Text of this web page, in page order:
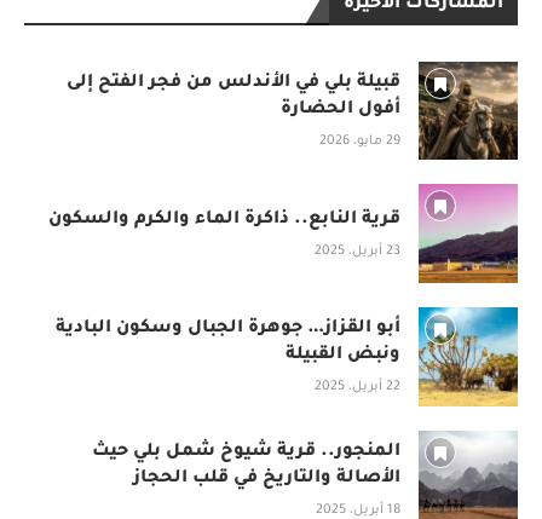
المشاركات الأخيرة
قبيلة بلي في الأندلس من فجر الفتح إلى
أفول الحضارة
29 مايو، 2026
قرية النابع.. ذاكرة الماء والكرم والسكون
23 أبريل، 2025
أبو القزاز… جوهرة الجبال وسكون البادية
ونبض القبيلة
22 أبريل، 2025
المنجور.. قرية شيوخ شمل بلي حيث
الأصالة والتاريخ في قلب الحجاز
18 أبريل، 2025